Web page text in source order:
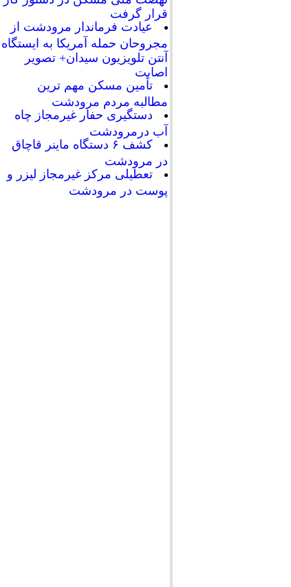
قرار گرفت
عیادت فرماندار مرودشت از
مجروحان حمله آمریکا به ایستگاه
آنتن تلویزیون سیدان+ تصویر
اصابت
تأمین مسکن مهم ترین
مطالبه مردم مرودشت
دستگیری حفار غیرمجاز چاه
آب درمرودشت
کشف ۶ دستگاه ماینر قاچاق
در مرودشت
تعطیلی مرکز غیرمجاز لیزر و
پوست در مرودشت